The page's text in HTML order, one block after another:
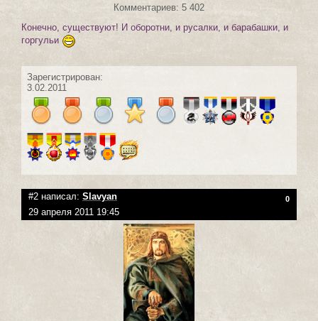
Комментариев: 5 402
Конечно, существуют! И оборотни, и русалки, и барабашки, и
горгульи
Зарегистрирован:
3.02.2011
#2 написал: Slavyan 0
29 апреля 2011 19:45